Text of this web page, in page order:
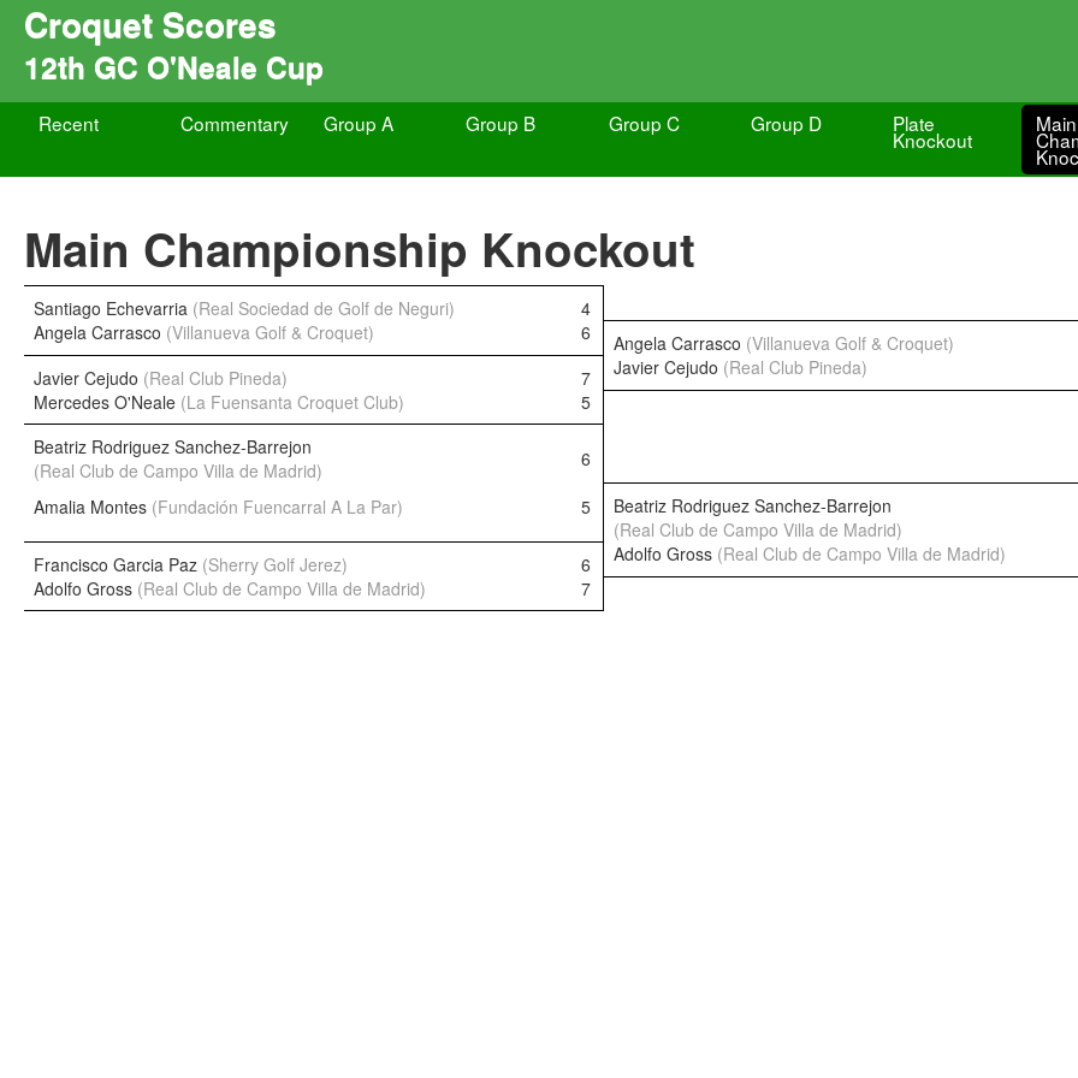
Croquet Scores
12th GC O'Neale Cup
Recent Commentary Group A Group B Group C Group D Plate
Knockout
Main
Main Championship Knockout
Santiago Echevarria (Real Sociedad de Golf de Neguri)
4
Angela Carrasco (Villanueva Golf & Croquet) 6 Angela Carrasco (Villanueva Golf & Croquet)
Javier Cejudo (Real Club Pineda) 7 Javier Cejudo (Real Club Pineda)
Mercedes O'Neale (La Fuensanta Croquet Club)
5
Beatriz Rodriguez Sanchez-Barrejon
(Real Club de Campo Villa de Madrid)
6
Amalia Montes (Fundación Fuencarral A La Par) 5
Beatriz Rodriguez Sanchez-Barrejon
(Real Club de Campo Villa de Madrid)
Francisco Garcia Paz (Sherry Golf Jerez) 6 Adolfo Gross (Real Club de Campo Villa de Madrid)
Adolfo Gross (Real Club de Campo Villa de Madrid) 7